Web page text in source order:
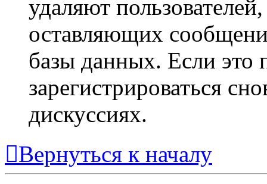
удаляют
оставляющих
базы данных. Если это
зарегистрироваться
дискуссиях.
Вернуться к началу